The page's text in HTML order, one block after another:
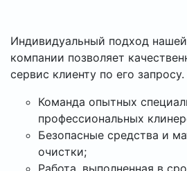
Индивидуальный подход
компании позволяет
сервис клиенту по его
Команда опытных
профессиональных
Безопасные средства и
очистки;
Работа, выполненная в